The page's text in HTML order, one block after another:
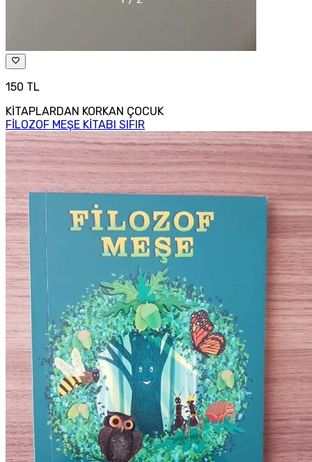
150 TL
KİTAPLARDAN KORKAN ÇOCUK
FİLOZOF MEŞE KİTABI SIFIR